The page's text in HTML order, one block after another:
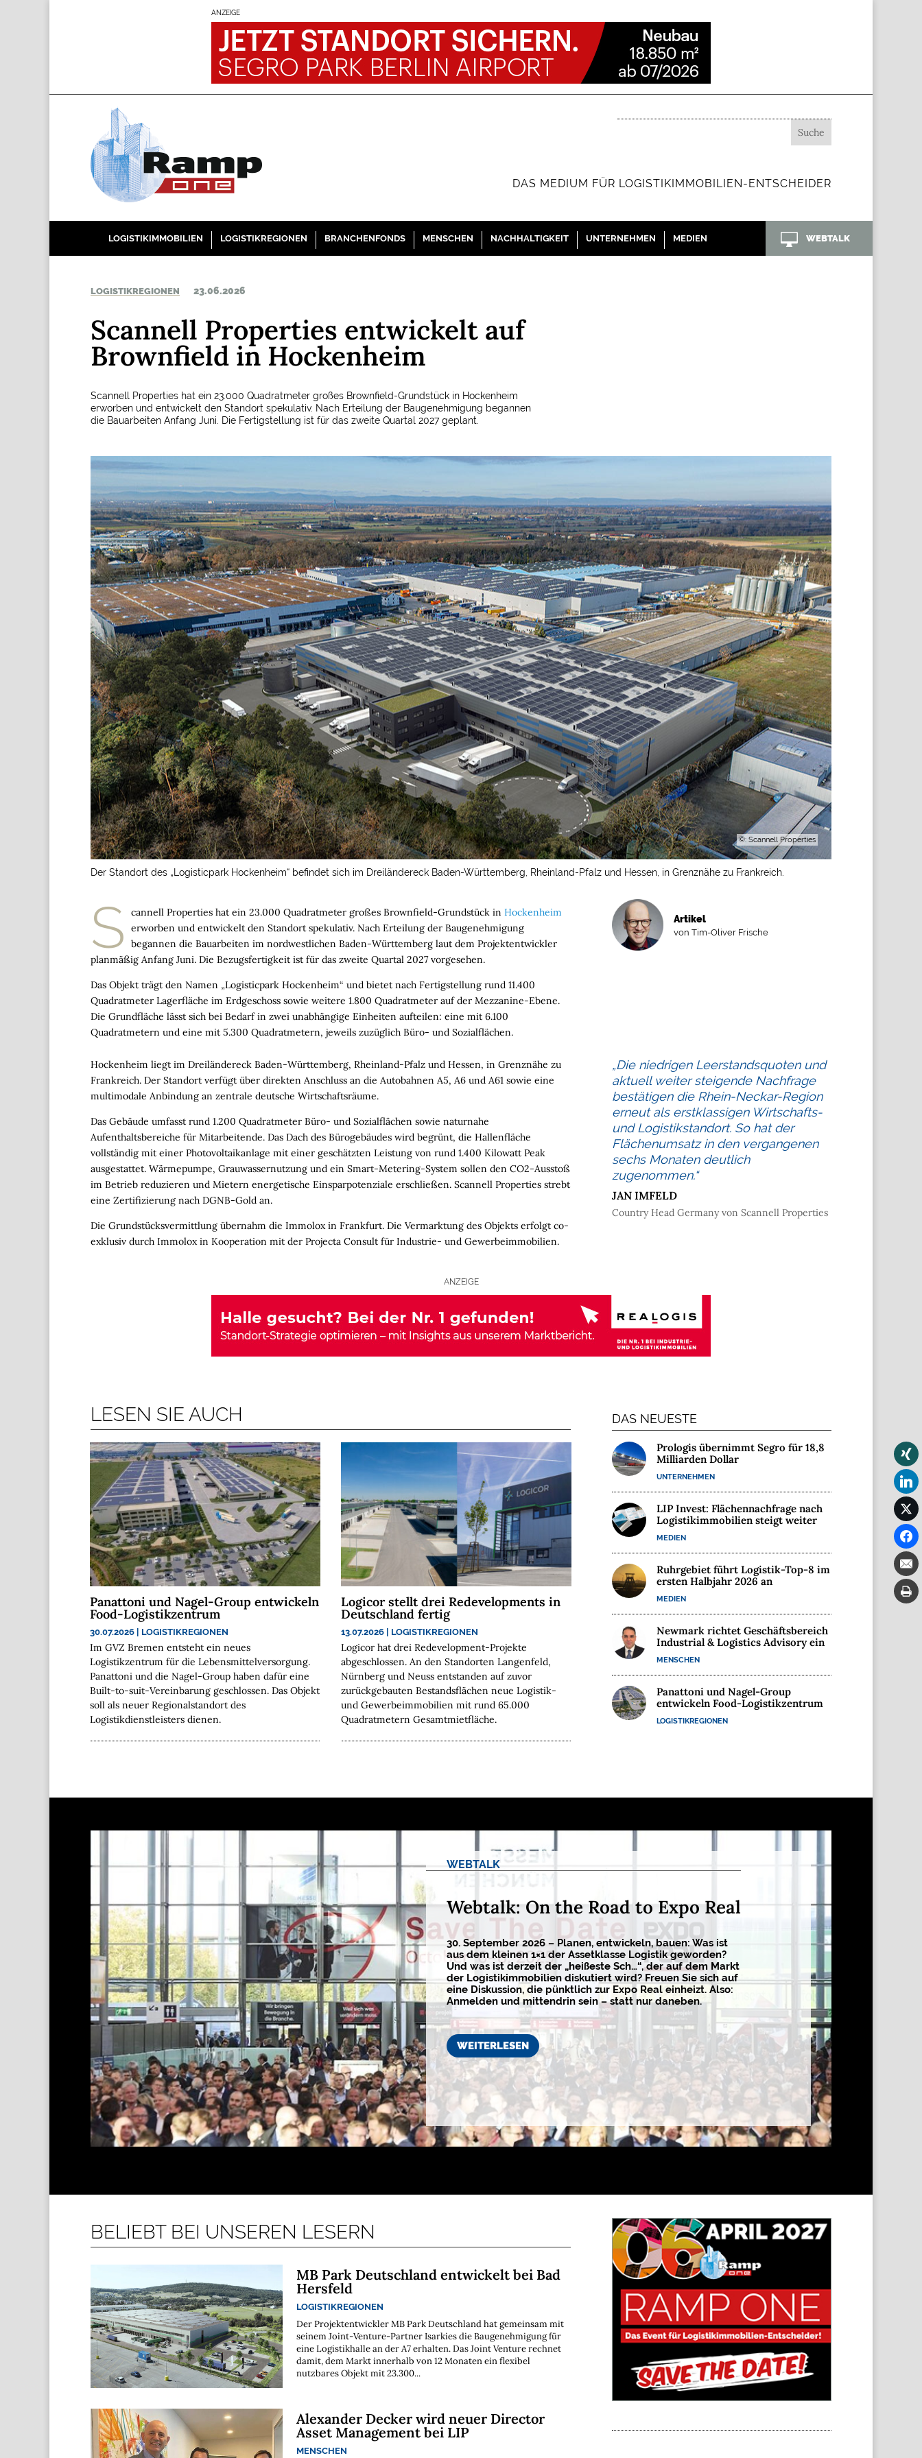
ANZEIGE
DAS MEDIUM FÜR LOGISTIKIMMOBILIEN-ENTSCHEIDER
LOGISTIKIMMOBILIEN LOGISTIKREGIONEN BRANCHENFONDS MENSCHEN NACHHALTIGKEIT UNTERNEHMEN MEDIEN  WEBTALK
LOGISTIKREGIONEN 23.06.2026
Scannell Properties entwickelt auf
Brownfield in Hockenheim
Scannell Properties hat ein 23.000 Quadratmeter großes Brownfield-Grundstück in Hockenheim
erworben und entwickelt den Standort spekulativ. Nach Erteilung der Baugenehmigung begannen
die Bauarbeiten Anfang Juni. Die Fertigstellung ist für das zweite Quartal 2027 geplant.
©: Scannell Properties
Der Standort des „Logisticpark Hockenheim“ befindet sich im Dreiländereck Baden-Württemberg, Rheinland-Pfalz und Hessen, in Grenznähe zu Frankreich.
S cannell Properties hat ein 23.000 Quadratmeter großes Brownfield-Grundstück inHockenheim
erworben und entwickelt den Standort spekulativ. Nach Erteilung der Baugenehmigung
begannen die Bauarbeiten im nordwestlichen Baden-Württemberg laut dem Projektentwickler
planmäßig Anfang Juni. Die Bezugsfertigkeit ist für das zweite Quartal 2027 vorgesehen.
Das Objekt trägt den Namen „Logisticpark Hockenheim“ und bietet nach Fertigstellung rund 11.400
Quadratmeter Lagerfläche im Erdgeschoss sowie weitere 1.800 Quadratmeter auf der Mezzanine-Ebene.
Die Grundfläche lässt sich bei Bedarf in zwei unabhängige Einheiten aufteilen: eine mit 6.100
Quadratmetern und eine mit 5.300 Quadratmetern, jeweils zuzüglich Büro- und Sozialflächen.
Artikel
von Tim-Oliver Frische
Hockenheim liegt im Dreiländereck Baden-Württemberg, Rheinland-Pfalz und Hessen, in Grenznähe zu
Frankreich. Der Standort verfügt über direkten Anschluss an die Autobahnen A5, A6 und A61 sowie eine
multimodale Anbindung an zentrale deutsche Wirtschaftsräume.
Das Gebäude umfasst rund 1.200 Quadratmeter Büro- und Sozialflächen sowie naturnahe
Aufenthaltsbereiche für Mitarbeitende. Das Dach des Bürogebäudes wird begrünt, die Hallenfläche
vollständig mit einer Photovoltaikanlage mit einer geschätzten Leistung von rund 1.400 Kilowatt Peak
ausgestattet. Wärmepumpe, Grauwassernutzung und ein Smart-Metering-System sollen den CO2-Ausstoß
im Betrieb reduzieren und Mietern energetische Einsparpotenziale erschließen. Scannell Properties strebt
eine Zertifizierung nach DGNB-Gold an.
Die Grundstücksvermittlung übernahm die Immolox in Frankfurt. Die Vermarktung des Objekts erfolgt co-
exklusiv durch Immolox in Kooperation mit der Projecta Consult für Industrie- und Gewerbeimmobilien.
„Die niedrigen Leerstandsquoten und
aktuell weiter steigende Nachfrage
bestätigen die Rhein-Neckar-Region
erneut als erstklassigen Wirtschafts-
und Logistikstandort. So hat der
Flächenumsatz in den vergangenen
sechs Monaten deutlich
zugenommen.“
JAN IMFELD
Country Head Germany von Scannell Properties
ANZEIGE
LESEN SIE AUCH
Panattoni und Nagel-Group entwickeln
Food-Logistikzentrum
30.07.2026 LOGISTIKREGIONEN
Im GVZ Bremen entsteht ein neues
Logistikzentrum für die Lebensmittelversorgung.
Panattoni und die Nagel-Group haben dafür eine
Built-to-suit-Vereinbarung geschlossen. Das Objekt
soll als neuer Regionalstandort des
Logistikdienstleisters dienen.
Logicor stellt drei Redevelopments in
Deutschland fertig
13.07.2026 LOGISTIKREGIONEN
Logicor hat drei Redevelopment-Projekte
abgeschlossen. An den Standorten Langenfeld,
Nürnberg und Neuss entstanden auf zuvor
zurückgebauten Bestandsflächen neue Logistik-
und Gewerbeimmobilien mit rund 65.000
Quadratmetern Gesamtmietfläche.
DAS NEUESTE
Prologis übernimmt Segro für 18,8
Milliarden Dollar
UNTERNEHMEN
LIP Invest: Flächennachfrage nach
Logistikimmobilien steigt weiter
MEDIEN
Ruhrgebiet führt Logistik-Top-8 im
ersten Halbjahr 2026 an
MEDIEN
Newmark richtet Geschäftsbereich
Industrial & Logistics Advisory ein
MENSCHEN
Panattoni und Nagel-Group
entwickeln Food-Logistikzentrum
LOGISTIKREGIONEN
WEBTALK
Webtalk: On the Road to Expo Real
30. September 2026 – Planen, entwickeln, bauen: Was ist
aus dem kleinen 1×1 der Assetklasse Logistik geworden?
Und was ist derzeit der „heißeste Sch…“, der auf dem Markt
der Logistikimmobilien diskutiert wird? Freuen Sie sich auf
eine Diskussion, die pünktlich zur Expo Real einheizt. Also:
Anmelden und mittendrin sein – statt nur daneben.
WEITERLESEN
BELIEBT BEI UNSEREN LESERN
MB Park Deutschland entwickelt bei Bad
Hersfeld
LOGISTIKREGIONEN
Der Projektentwickler MB Park Deutschland hat gemeinsam mit
seinem Joint-Venture-Partner Isarkies die Baugenehmigung für
eine Logistikhalle an der A7 erhalten. Das Joint Venture rechnet
damit, dem Markt innerhalb von 12 Monaten ein flexibel
nutzbares Objekt mit 23.300...
Alexander Decker wird neuer Director
Asset Management bei LIP
MENSCHEN